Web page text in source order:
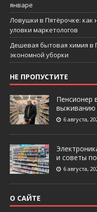
январе
Ловушки в Пятёрочке: как
уловки маркетологов
Дешевая бытовая химия в
экономной уборки
НЕ ПРОПУСТИТЕ
Пенсионер
выживанию
6 августа,
и советы
6 августа,
О САЙТЕ